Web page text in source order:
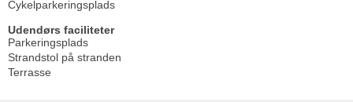
Cykelparkeringsplads
Udendørs faciliteter
Parkeringsplads
Strandstol på stranden
Terrasse